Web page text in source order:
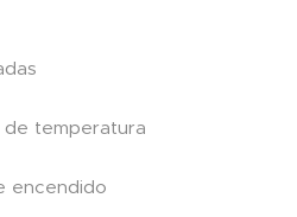
temperatura
encendido